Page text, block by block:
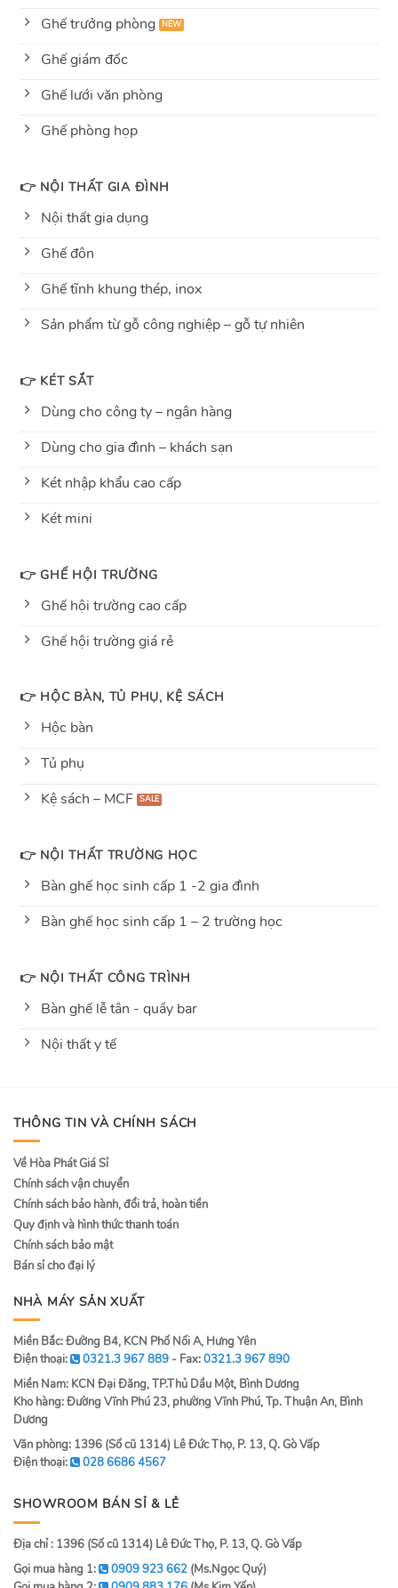
Ghế trưởng phòng
Ghế giám đốc
Ghế lưới văn phòng
Ghế phòng họp
👉 NỘI THẤT GIA ĐÌNH
Nội thất gia dụng
Ghế đôn
Ghế tĩnh khung thép, inox
Sản phẩm từ gỗ công nghiệp – gỗ tự nhiên
👉 KÉT SẮT
Dùng cho công ty – ngân hàng
Dùng cho gia đình – khách sạn
Két nhập khẩu cao cấp
Két mini
👉 GHẾ HỘI TRƯỜNG
Ghế hội trường cao cấp
Ghế hội trường giá rẻ
👉 HỘC BÀN, TỦ PHỤ, KỆ SÁCH
Hộc bàn
Tủ phụ
Kệ sách – MCF
👉 NỘI THẤT TRƯỜNG HỌC
Bàn ghế học sinh cấp 1 -2 gia đình
Bàn ghế học sinh cấp 1 – 2 trường học
👉 NỘI THẤT CÔNG TRÌNH
Bàn ghế lễ tân - quầy bar
Nội thất y tế
THÔNG TIN VÀ CHÍNH SÁCH
Về Hòa Phát Giá Sỉ
Chính sách vận chuyển
Chính sách bảo hành, đổi trả, hoàn tiền
Quy định và hình thức thanh toán
Chính sách bảo mật
Bán sỉ cho đại lý
NHÀ MÁY SẢN XUẤT
Miền Bắc: Đường B4, KCN Phố Nối A, Hưng Yên
Điện thoại:
0321.3 967 889 - Fax:0321.3 967 890
Miền Nam: KCN Đại Đăng, TP.Thủ Dầu Một, Bình Dương
Kho hàng: Đường Vĩnh Phú 23, phường Vĩnh Phú, Tp. Thuận An, Bình
Dương
Văn phòng: 1396 (Số cũ 1314) Lê Đức Thọ, P. 13, Q. Gò Vấp
Điện thoại:
028 6686 4567
SHOWROOM BÁN SỈ & LẺ
Địa chỉ : 1396 (Số cũ 1314) Lê Đức Thọ, P. 13, Q. Gò Vấp
Gọi mua hàng 1:
0909 923 662 (Ms.Ngọc Quý)